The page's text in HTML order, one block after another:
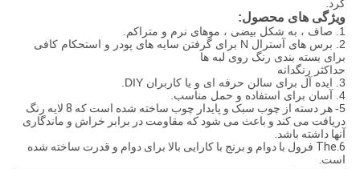
کرد.
ویژگی های محصول:
1.
صاف ، به شکل بیضی ، موهای نرم و متراکم.
2. برس های آسترال N برای گرفتن سایه های پودر و استحکام کافی
برای بسته بندی رنگ روی لبه ها
حداکثر رنگدانه
3. ایده آل برای سالن حرفه ای و یا کاربران DIY.
4. آسان برای استفاده و حمل مناسب.
5-
هر دسته از چوب سبک و پایدار چوب ساخته شده است که 8 لایه رنگ
دریافت می کند و باعث می شود که مقاومت در برابر خراش و ماندگاری
آنها داشته باشد.
6.The فرول با دوام و برنج با کارایی بالا برای دوام و قدرت ساخته شده
است.